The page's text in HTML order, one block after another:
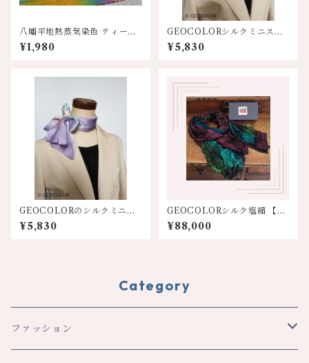
八幡平地熱蒸気染色 ティーマ
ット 各色
¥1,980
GEOCOLORシルクミニスカ
ーフ【水色系】
¥5,830
GEOCOLORのシルクミニス
カーフ【パープル系】
¥5,830
GEOCOLORシルク塩縮 【大
判ストール】 ワインパープル
系グラデーション(スクエア)
¥88,000
Category
ファッション